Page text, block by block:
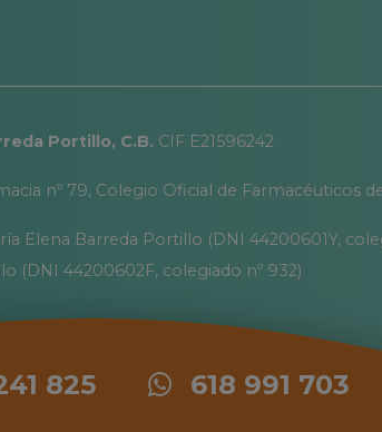
Portillo, C.B. CIF E21596242
nº 79, Colegio Oficial de Farmacéuticos
Elena Barreda Portillo (DNI 44200601Y,
(DNI 44200602F, colegiado nº 932)
825 618 991 703